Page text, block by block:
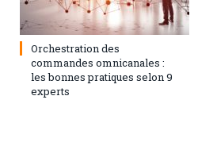
1 février 2021 0
Orchestration des
commandes omnicanales :
les bonnes pratiques selon 9
experts